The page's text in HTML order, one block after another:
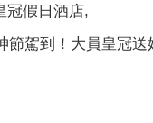
冠假日酒店,
節駕到！大員皇冠送